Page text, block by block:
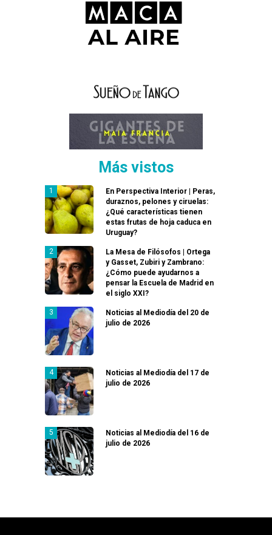
Más vistos
En Perspectiva Interior | Peras,
duraznos, pelones y ciruelas:
¿Qué características tienen
estas frutas de hoja caduca en
Uruguay?
La Mesa de Filósofos | Ortega
y Gasset, Zubiri y Zambrano:
¿Cómo puede ayudarnos a
pensar la Escuela de Madrid en
el siglo XXI?
Noticias al Mediodía del 20 de
julio de 2026
Noticias al Mediodía del 17 de
julio de 2026
Noticias al Mediodía del 16 de
julio de 2026